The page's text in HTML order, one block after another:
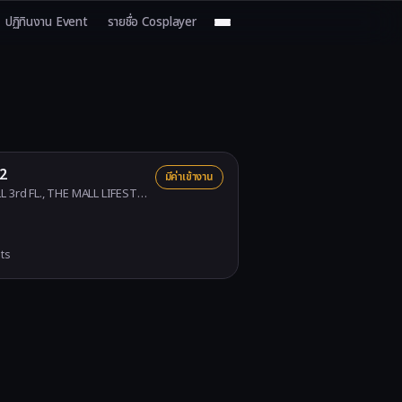
ปฏิทินงาน Event รายชื่อ Cosplayer
FL., THE MALL LIFESTORE BANGKAE
มีค่าเข้างาน